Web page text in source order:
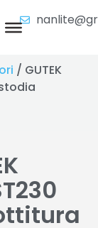
/ GUTEK